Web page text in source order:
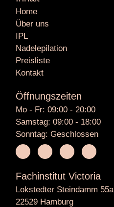
Home
Über uns
IPL
Nadelepilation
Preisliste
Kontakt
Öffnungszeiten
Mo - Fr: 09:00 - 20:00
Samstag: 09:00 - 18:00
Sonntag: Geschlossen
Fachinstitut Victoria
Lokstedter Steindamm 55a
22529 Hamburg